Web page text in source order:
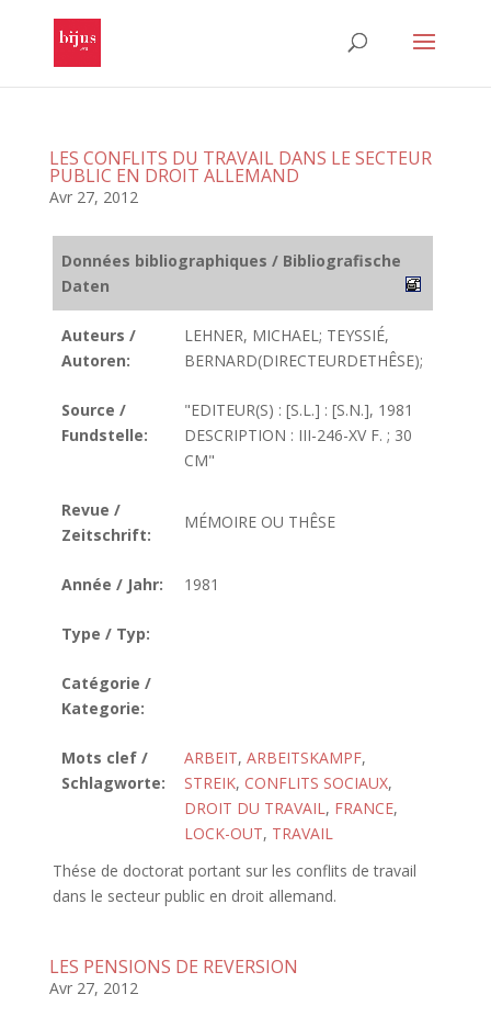
LES CONFLITS DU TRAVAIL DANS LE SECTEUR
PUBLIC EN DROIT ALLEMAND
Avr 27, 2012
Données bibliographiques / Bibliografische
Daten
Auteurs /
Autoren:
LEHNER, MICHAEL; TEYSSIÉ,
BERNARD(DIRECTEURDETHÊSE);
Source /
Fundstelle:
"EDITEUR(S) : [S.L.] : [S.N.], 1981
DESCRIPTION : III-246-XV F. ; 30
CM"
Revue /
Zeitschrift:
MÉMOIRE OU THÊSE
Année / Jahr: 1981
Type / Typ:
Catégorie /
Kategorie:
Mots clef /
Schlagworte:
ARBEIT, ARBEITSKAMPF,
STREIK, CONFLITS SOCIAUX,
DROIT DU TRAVAIL, FRANCE,
LOCK-OUT, TRAVAIL
Thése de doctorat portant sur les conflits de travail
dans le secteur public en droit allemand.
LES PENSIONS DE REVERSION
Avr 27, 2012